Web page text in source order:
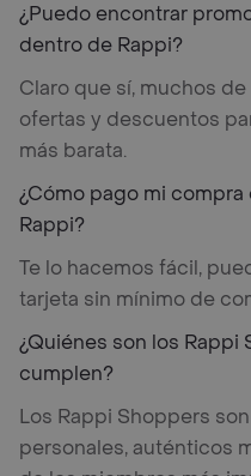
¿Puedo encontrar
dentro de Rappi?
Claro que sí, muchos
ofertas y descuentos
más barata.
¿Cómo pago mi
Rappi?
Te lo hacemos fácil,
tarjeta sin mínimo de
¿Quiénes son los
cumplen?
Los Rappi Shoppers
personales, auténticos